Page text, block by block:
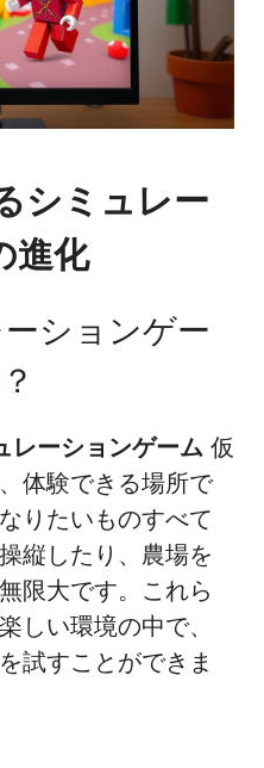
シミュレー
進化
ションゲー
レーションゲーム 仮
体験できる場所で
りたいものすべて
縦したり、農場を
限大です。これら
しい環境の中で、
試すことができま